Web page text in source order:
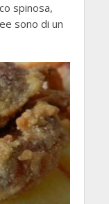
spinosa,
sono di un